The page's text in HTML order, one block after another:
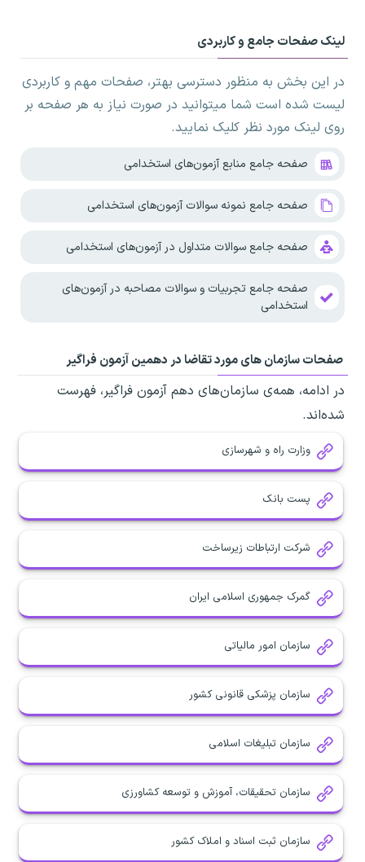
لینک صفحات جامع و کاربردی
در این بخش به منظور دسترسی بهتر، صفحات مهم و کاربردی
لیست شده است شما میتوانید در صورت نیاز به هر صفحه بر
روی لینک مورد نظر کلیک نمایید.
صفحه جامع منابع آزمون‌های استخدامی
صفحه جامع نمونه سوالات آزمون‌های استخدامی
صفحه جامع سوالات متداول در آزمون‌های استخدامی
صفحه جامع تجربیات و سوالات مصاحبه در آزمون‌های
استخدامی
صفحات سازمان های مورد تقاضا در دهمین آزمون فراگیر
در ادامه، همه‌ی سازمان‌های دهم آزمون فراگیر، فهرست
شده‌اند.
وزارت راه و شهرسازی
پست بانک
شرکت ارتباطات زیرساخت
گمرک جمهوری اسلامی ایران
سازمان امور مالیاتی
سازمان پزشکی قانونی کشور
سازمان تبلیغات اسلامی
سازمان تحقیقات، آموزش و توسعه کشاورزی
سازمان ثبت اسناد و املاک کشور